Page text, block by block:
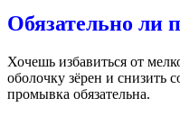
Обязательно ли
Хочешь избавиться от
оболочку зёрен и снизить
промывка обязательна.